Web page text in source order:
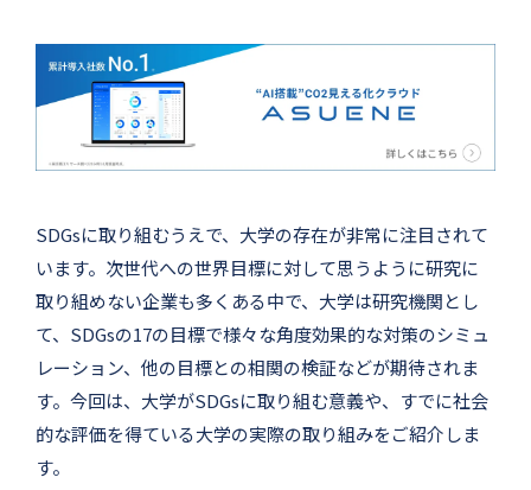
SDGsに取り組むうえで、大学の存在が非常に注目されて
います。次世代への世界目標に対して思うように研究に
取り組めない企業も多くある中で、大学は研究機関とし
て、SDGsの17の目標で様々な角度効果的な対策のシミュ
レーション、他の目標との相関の検証などが期待されま
す。今回は、大学がSDGsに取り組む意義や、すでに社会
的な評価を得ている大学の実際の取り組みをご紹介しま
す。